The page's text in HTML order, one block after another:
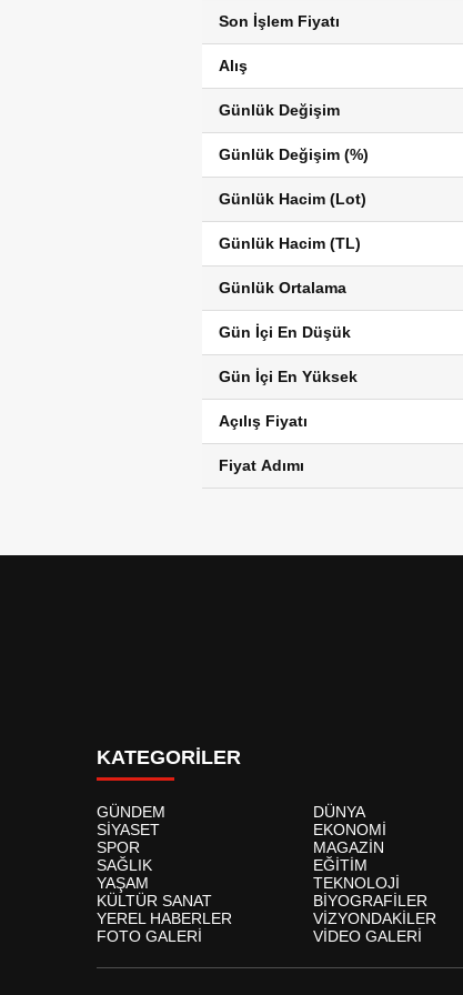
Son İşlem Fiyatı
Alış
Günlük Değişim
Günlük Değişim (%)
Günlük Hacim (Lot)
Günlük Hacim (TL)
Günlük Ortalama
Gün İçi En Düşük
Gün İçi En Yüksek
Açılış Fiyatı
Fiyat Adımı
KATEGORİLER
GÜNDEM
DÜNYA
SİYASET
EKONOMİ
SPOR
MAGAZİN
SAĞLIK
EĞİTİM
YAŞAM
TEKNOLOJİ
KÜLTÜR SANAT
BİYOGRAFİLER
YEREL HABERLER
VİZYONDAKİLER
FOTO GALERİ
VİDEO GALERİ